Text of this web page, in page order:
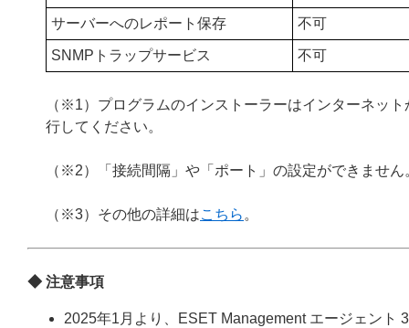
サーバーへのレポート保存 不可
SNMPトラップサービス 不可
（※1）プログラムのインストーラーはインターネッ
行してください。
（※2）「接続間隔」や「ポート」の設定ができません
（※3）その他の詳細はこちら 。
◆ 注意事項
2025年1月より、ESET Management エージェント